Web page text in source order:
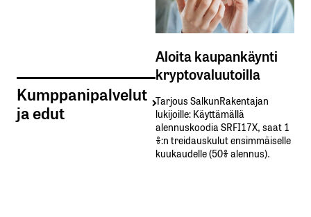
Kumppanipalvelut
ja edut
Aloita kaupankäynti
kryptovaluutoilla
Tarjous SalkunRakentajan
lukijoille: Käyttämällä​ ​
alennuskoodia​ ​SRFI17X,​ ​saat​ ​1
%:n treidauskulut​ ​ensimmäiselle​ ​
kuukaudelle​ ​(50%​ ​alennus).